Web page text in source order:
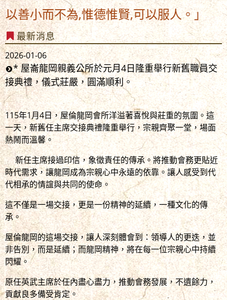
小而不為,惟德惟賢,可以服人。」
最新消息
2026-01-06
* 屋崙龍岡親義公所於元月4日隆重舉行新舊職員交
接典禮，儀式莊嚴，圓滿順利。
115年1月4日，屋倫龍岡會所洋溢著喜悅與莊重的氛圍。這
一天，新舊任主席交接典禮隆重舉行，宗親齊聚一堂，場面
熱鬧而溫馨。
新任主席接過印信，象徵責任的傳承。將推動會務更貼近
時代需求，讓龍岡成為宗親心中永遠的依靠。讓人感受到代
代相承的情誼與共同的使命。
這不僅是一場交接，更是一份精神的延續，一種文化的傳
承。
屋倫龍岡的這場交接，讓人深刻體會到：領導人的更迭，並
非告別，而是延續；而龍岡精神，將在每一位宗親心中持續
閃耀。
原任英武主席於任內盡心盡力，推動會務發展，不遺餘力，
貢獻良多備受肯定。